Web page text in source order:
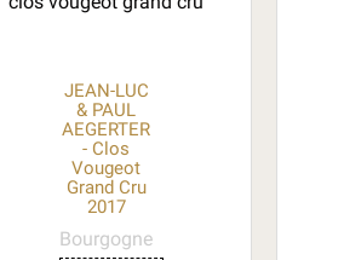
JEAN-LUC
& PAUL
AEGERTER
- Clos
Vougeot
Grand Cru
2017
Bourgogne